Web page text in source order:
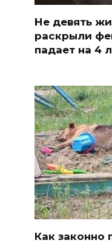
Не девять
раскрыли
падает на 4
Как законно